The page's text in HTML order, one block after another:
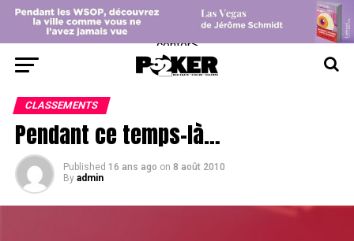
center>
CLASSEMENTS
Pendant ce temps-là…
Published 16 ans ago on 8 août 2010
By admin